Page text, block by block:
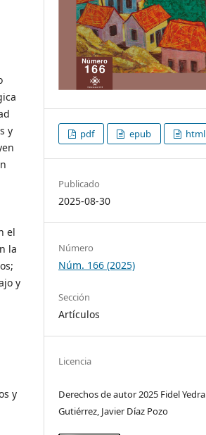
y
el
la
y
y
pdf epub html
Publicado
2025-08-30
Número
Núm. 166 (2025)
Sección
Artículos
Licencia
Derechos de autor 2025 Fidel Yedra
Gutiérrez, Javier Díaz Pozo